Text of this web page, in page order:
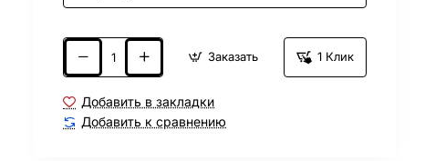
Заказать 1 Клик
Добавить в закладки
Добавить к сравнению